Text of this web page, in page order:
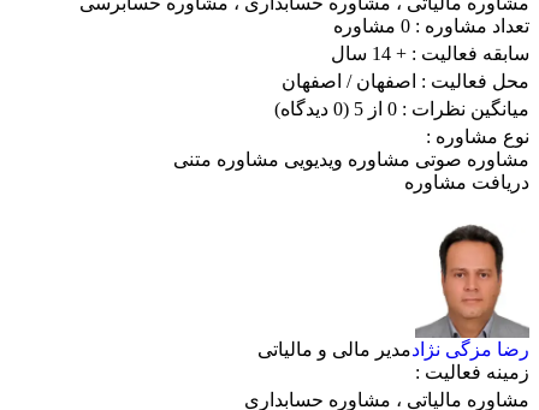
تعداد مشاوره : 0 مشاوره
سابقه فعالیت : + 14 سال
محل فعالیت : اصفهان/ اصفهان
میانگین نظرات : 0 از 5
(0 دیدگاه)
نوع مشاوره :
مشاوره صوتی مشاوره ویدیویی مشاوره متنی
دریافت مشاوره
رضا مزگی نژادمدیر مالی و مالیاتی
زمینه فعالیت :
مشاوره مالیاتی ، مشاوره حسابداری